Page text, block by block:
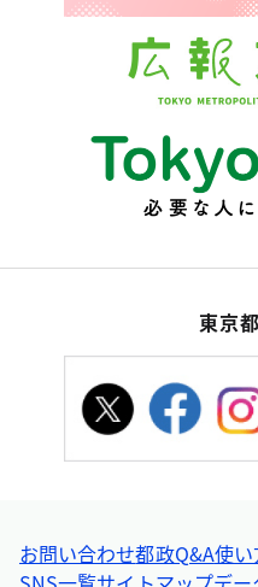
東京
お問い合わせ都政Q&A使